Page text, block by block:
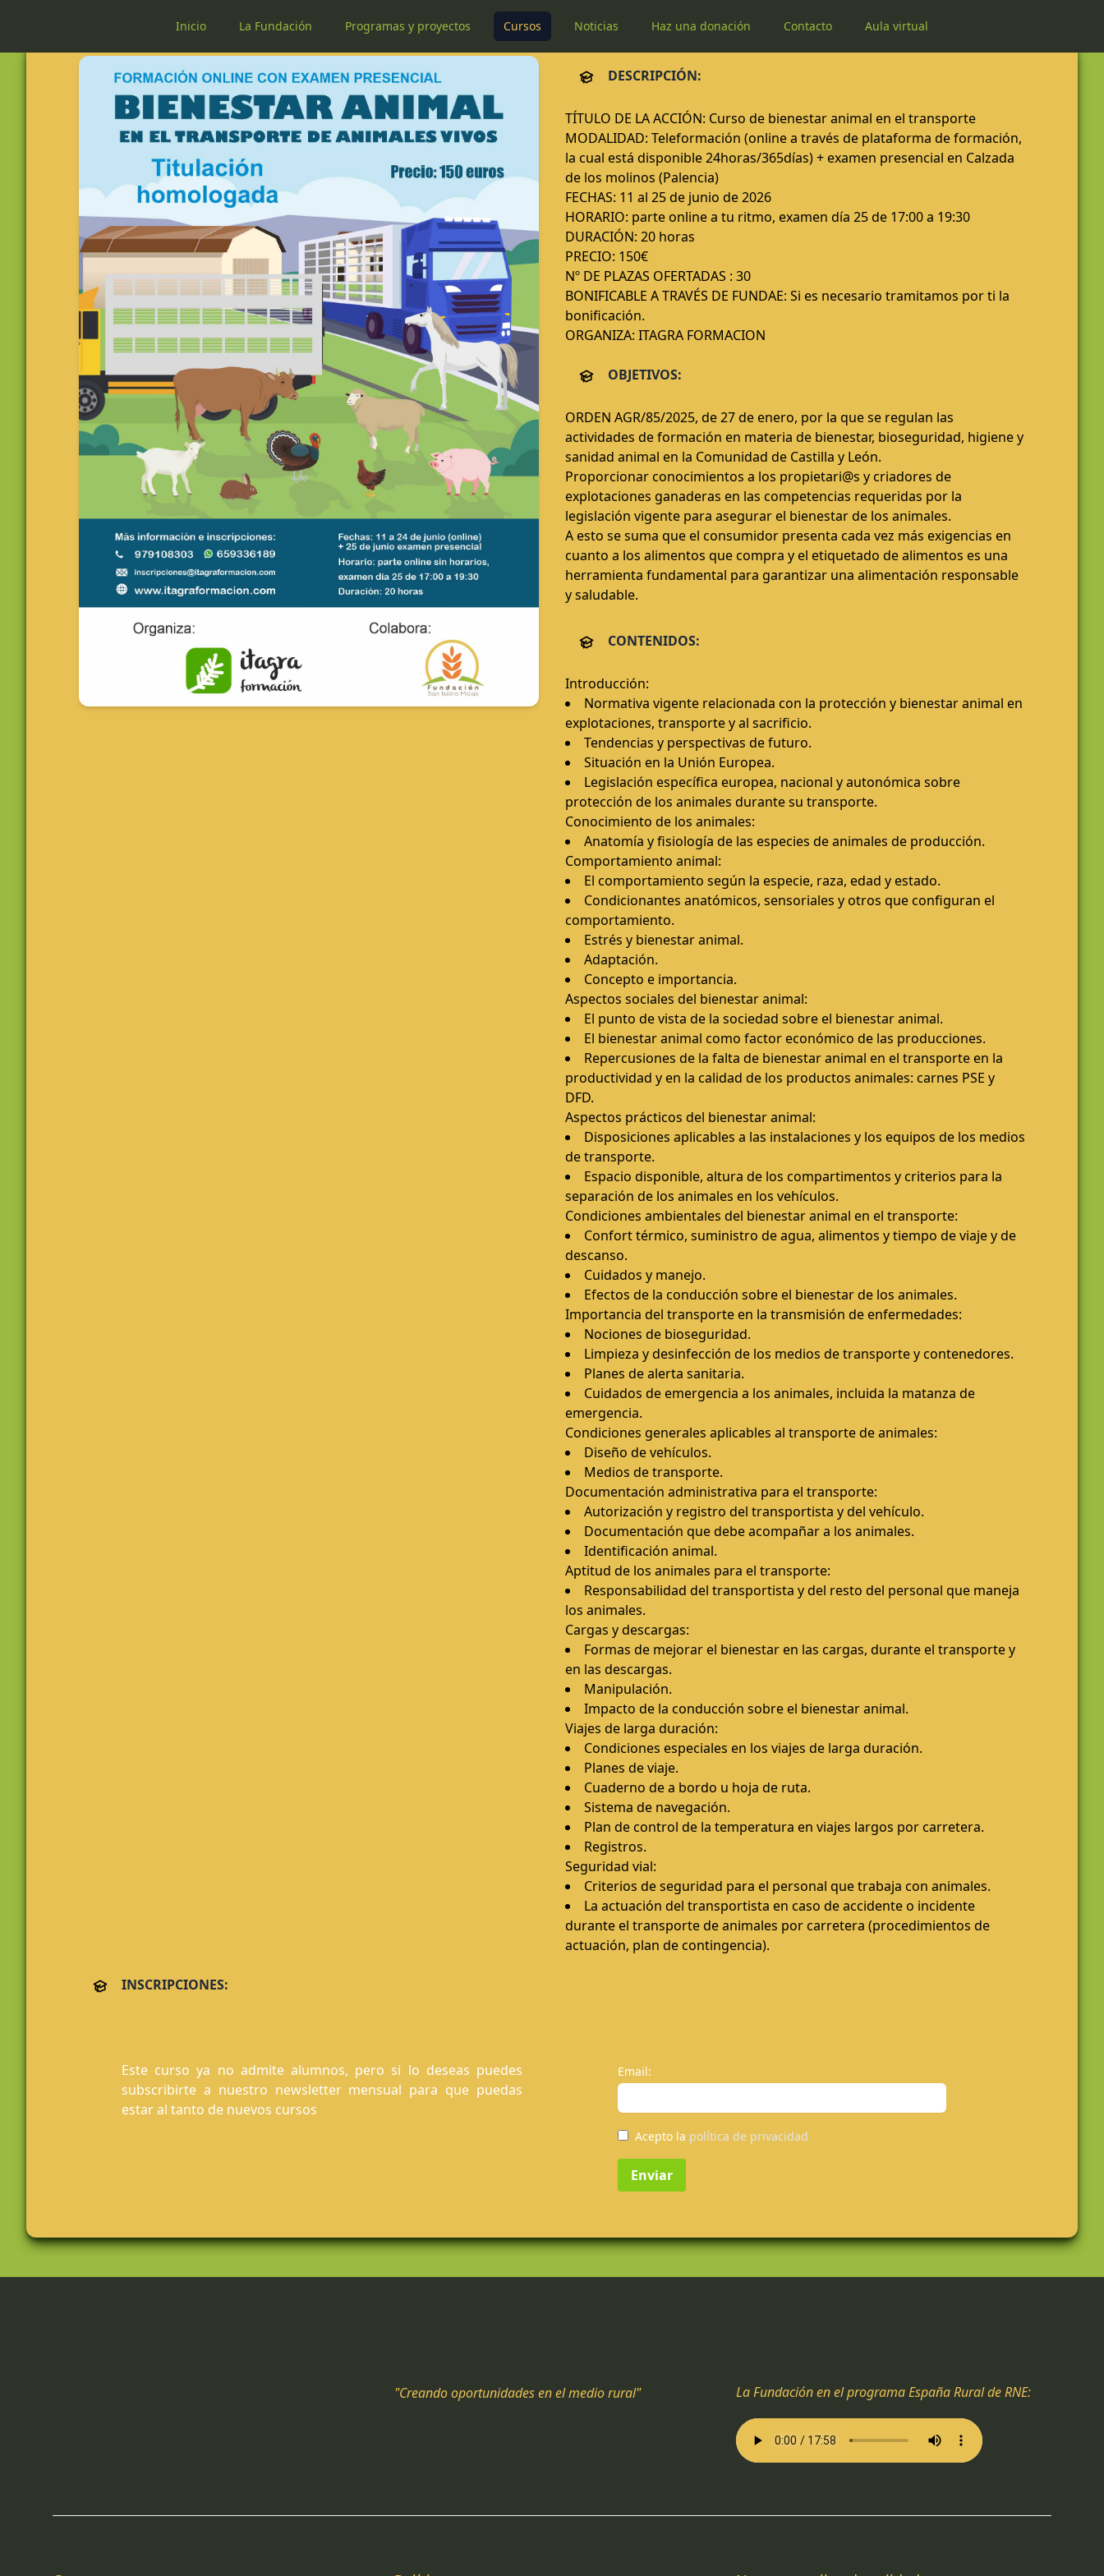
Inicio La Fundación Programas y proyectos Cursos Noticias Haz una donación Contacto Aula virtual
Curso de bienestar animal en el transporte
DESCRIPCIÓN:
TÍTULO DE LA ACCIÓN: Curso de bienestar animal en el transporte
MODALIDAD: Teleformación (online a través de plataforma de formación,
la cual está disponible 24horas/365días) + examen presencial en Calzada
de los molinos (Palencia)
FECHAS: 11 al 25 de junio de 2026
HORARIO: parte online a tu ritmo, examen día 25 de 17:00 a 19:30
DURACIÓN: 20 horas
PRECIO: 150€
Nº DE PLAZAS OFERTADAS : 30
BONIFICABLE A TRAVÉS DE FUNDAE: Si es necesario tramitamos por ti la
bonificación.
ORGANIZA: ITAGRA FORMACION
OBJETIVOS:
ORDEN AGR/85/2025, de 27 de enero, por la que se regulan las
actividades de formación en materia de bienestar, bioseguridad, higiene y
sanidad animal en la Comunidad de Castilla y León.
Proporcionar conocimientos a los propietari@s y criadores de
explotaciones ganaderas en las competencias requeridas por la
legislación vigente para asegurar el bienestar de los animales.
A esto se suma que el consumidor presenta cada vez más exigencias en
cuanto a los alimentos que compra y el etiquetado de alimentos es una
herramienta fundamental para garantizar una alimentación responsable
y saludable.
CONTENIDOS:
Introducción:
Normativa vigente relacionada con la protección y bienestar animal en
explotaciones, transporte y al sacrificio.
Tendencias y perspectivas de futuro.
Situación en la Unión Europea.
Legislación específica europea, nacional y autonómica sobre
protección de los animales durante su transporte.
Conocimiento de los animales:
Anatomía y fisiología de las especies de animales de producción.
Comportamiento animal:
El comportamiento según la especie, raza, edad y estado.
Condicionantes anatómicos, sensoriales y otros que configuran el
comportamiento.
Estrés y bienestar animal.
Adaptación.
Concepto e importancia.
Aspectos sociales del bienestar animal:
El punto de vista de la sociedad sobre el bienestar animal.
El bienestar animal como factor económico de las producciones.
Repercusiones de la falta de bienestar animal en el transporte en la
productividad y en la calidad de los productos animales: carnes PSE y
DFD.
Aspectos prácticos del bienestar animal:
Disposiciones aplicables a las instalaciones y los equipos de los medios
de transporte.
Espacio disponible, altura de los compartimentos y criterios para la
separación de los animales en los vehículos.
Condiciones ambientales del bienestar animal en el transporte:
Confort térmico, suministro de agua, alimentos y tiempo de viaje y de
descanso.
Cuidados y manejo.
Efectos de la conducción sobre el bienestar de los animales.
Importancia del transporte en la transmisión de enfermedades:
Nociones de bioseguridad.
Limpieza y desinfección de los medios de transporte y contenedores.
Planes de alerta sanitaria.
Cuidados de emergencia a los animales, incluida la matanza de
emergencia.
Condiciones generales aplicables al transporte de animales:
Diseño de vehículos.
Medios de transporte.
Documentación administrativa para el transporte:
Autorización y registro del transportista y del vehículo.
Documentación que debe acompañar a los animales.
Identificación animal.
Aptitud de los animales para el transporte:
Responsabilidad del transportista y del resto del personal que maneja
los animales.
Cargas y descargas:
Formas de mejorar el bienestar en las cargas, durante el transporte y
en las descargas.
Manipulación.
Impacto de la conducción sobre el bienestar animal.
Viajes de larga duración:
Condiciones especiales en los viajes de larga duración.
Planes de viaje.
Cuaderno de a bordo u hoja de ruta.
Sistema de navegación.
Plan de control de la temperatura en viajes largos por carretera.
Registros.
Seguridad vial:
Criterios de seguridad para el personal que trabaja con animales.
La actuación del transportista en caso de accidente o incidente
durante el transporte de animales por carretera (procedimientos de
actuación, plan de contingencia).
INSCRIPCIONES:
Este curso ya no admite alumnos, pero si lo deseas puedes
subscribirte a nuestro newsletter mensual para que puedas
estar al tanto de nuevos cursos
Email:
Acepto la política de privacidad
Enviar
"Creando oportunidades en el medio rural" La Fundación en el programa España Rural de RNE: